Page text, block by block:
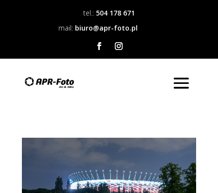
tel.: 504 178 671
mail: biuro@apr-foto.pl